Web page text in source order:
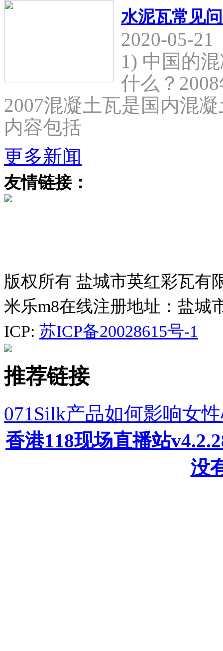
水泥瓦常见
2020-05-21
1) 中国的
什么？
2007混凝土瓦是国内混
内容包括
更多新闻
友情链接：
版权所有 盐城市英红彩瓦有
米乐m8在线注册地址：盐城
ICP: 苏ICP备20028615号-1
推荐链接
071Silk产品如何影响女
香港118现场直播站
没